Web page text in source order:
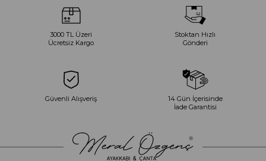
3000 TL Üzeri
Ücretsiz Kargo
Stoktan Hızlı
Gönderi
Güvenli Alışveriş
14 Gün İçerisinde
İade Garantisi